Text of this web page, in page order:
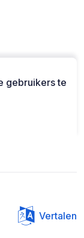
gebruikers te
Vertalen